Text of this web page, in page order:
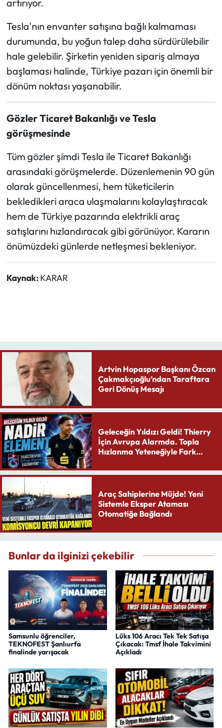
artırıyor.
Tesla'nın envanter satışına bağlı kalmaması
durumunda, bu yoğun talep daha sürdürülebilir
hale gelebilir. Şirketin yeniden sipariş almaya
başlaması halinde, Türkiye pazarı için önemli bir
dönüm noktası yaşanabilir.
Gözler Ticaret Bakanlığı ve Tesla
görüşmesinde
Tüm gözler şimdi Tesla ile Ticaret Bakanlığı
arasındaki görüşmelerde. Düzenlemenin 90 gün
olarak güncellenmesi, hem tüketicilerin
bekledikleri araca ulaşmalarını kolaylaştıracak
hem de Türkiye pazarında elektrikli araç
satışlarını hızlandıracak gibi görünüyor. Kararın
önümüzdeki günlerde netleşmesi bekleniyor.
Kaynak: KARAR
Artvin Hopaspor Başkanı Özcan
Çakmakçıoğlu’ndan Taraftara
Geri Dönüş Mesajı
Geleceğin Yıldızı Geldi! Thierry
İçin Avrupa Alarmda. Topla
Hızlanma Yeteneğiyle Fark
Araç Sahiplerine Müjde! Yeni
Sistemle Eksper Ataması
Otomatiğe Bağlandı
Bunlar da ilginizi çekebilir
Samsunlu öğrenciler,
TEKNOFEST Şanlıurfa
finalinde yarışacak
Lüks 106 Aracı Tek Tek Satışa
Çıkacak: Tmsf İhale Takvimini
Açıkladı